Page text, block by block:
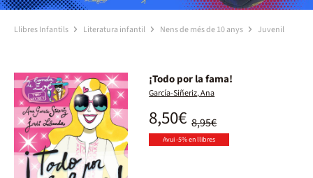
Llibres Infantils Literatura infantil Nens de més de 10 anys Juvenil
¡Todo por la fama!
García-Siñeriz, Ana
8,95€
8,50€
Avui -5% en llibres